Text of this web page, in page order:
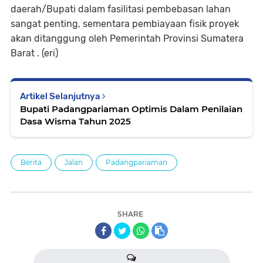
daerah/Bupati dalam fasilitasi pembebasan lahan
sangat penting, sementara pembiayaan fisik proyek
akan ditanggung oleh Pemerintah Provinsi Sumatera
Barat . (eri)
Artikel Selanjutnya
Bupati Padangpariaman Optimis Dalam Penilaian
Dasa Wisma Tahun 2025
Berita Jalan Padangpariaman
SHARE